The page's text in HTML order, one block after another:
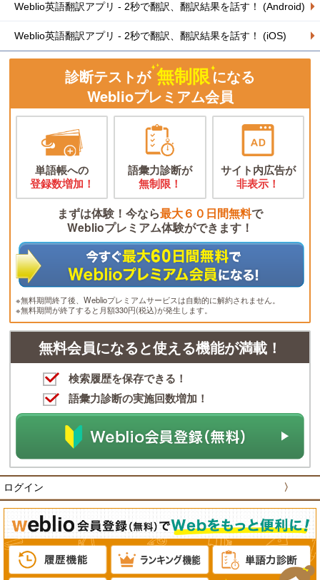
Weblio英語翻訳アプリ - 2秒で翻訳、翻訳結果を話す！ (Android)
Weblio英語翻訳アプリ - 2秒で翻訳、翻訳結果を話す！ (iOS)
診断テストが 無制限になる
Weblioプレミアム会員
単語帳への
登録数増加！
語彙力診断が
無制限！
サイト内広告が
非表示！
まずは体験！今なら最大６０日間無料で
Weblioプレミアム体験ができます！
※無料期間終了後、Weblioプレミアムサービスは自動的に解約されません。
※無料期間が終了すると月額330円(税込)が発生します。
無料会員になると使える機能が満載！
検索履歴を保存できる！
語彙力診断の実施回数増加！
ログイン 〉